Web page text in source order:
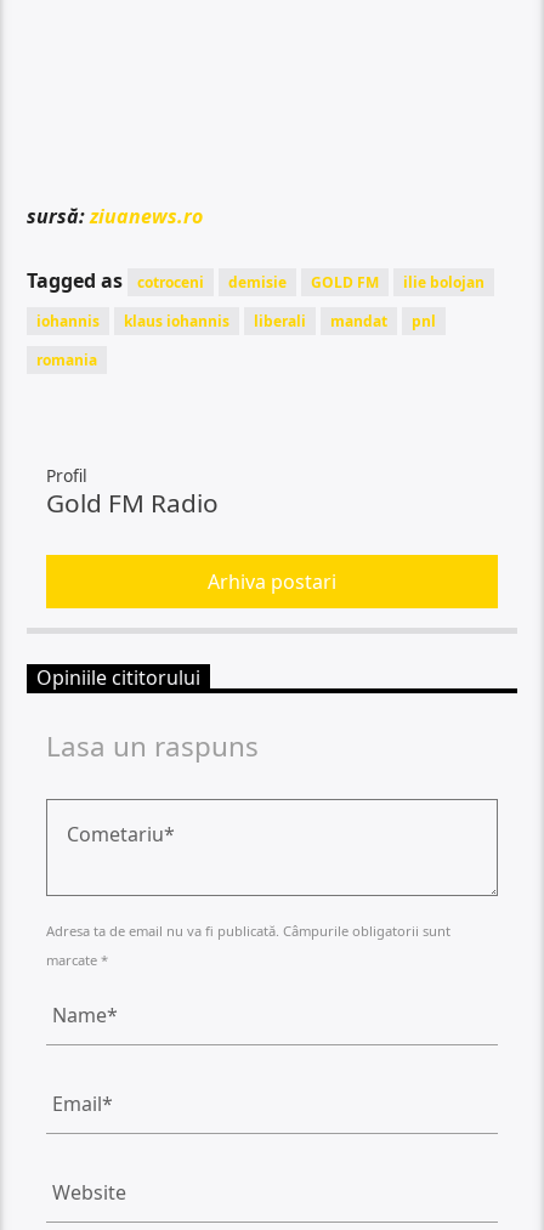
sursă:ziuanews.ro
Tagged as cotroceni demisie GOLD FM
ilie bolojan
iohannis
klaus iohannis liberali mandat
pnl
romania
Profil
Gold FM Radio
Arhiva postari
Opiniile cititorului
Lasa un raspuns
Adresa ta de email nu va fi publicată. Câmpurile obligatorii sunt
marcate *